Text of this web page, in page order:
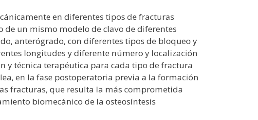
en diferentes tipos de fracturas
un mismo modelo de clavo de diferentes
anterógrado, con diferentes tipos de bloqueo y
longitudes y diferente número y localización
y técnica terapéutica para cada tipo de fractura
en la fase postoperatoria previa a la formación
fracturas, que resulta la más comprometida
biomecánico de la osteosíntesis